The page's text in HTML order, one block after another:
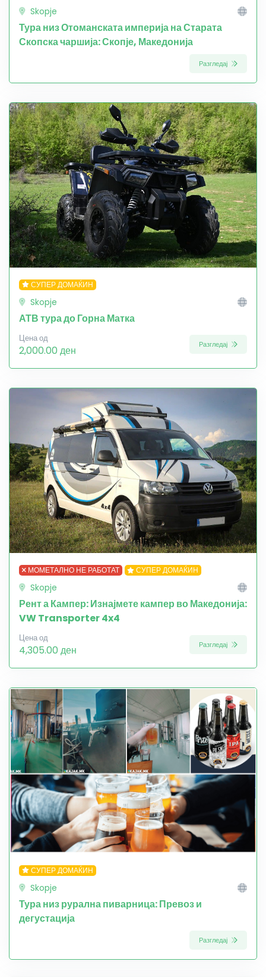
Skopje
Тура низ Отоманската империја на Старата
Скопска чаршија: Скопје, Македонија
Разгледај
СУПЕР ДОМАЌИН
Skopje
АТВ тура до Горна Матка
Цена од
2,000.00 ден Разгледај
МОМЕТАЛНО НЕ РАБОТАТ СУПЕР ДОМАЌИН
Skopje
Рент а Кампер: Изнајмете кампер во Македонија:
VW Transporter 4x4
Цена од
4,305.00 ден Разгледај
СУПЕР ДОМАЌИН
Skopje
Тура низ рурална пиварница: Превоз и
дегустација
Разгледај